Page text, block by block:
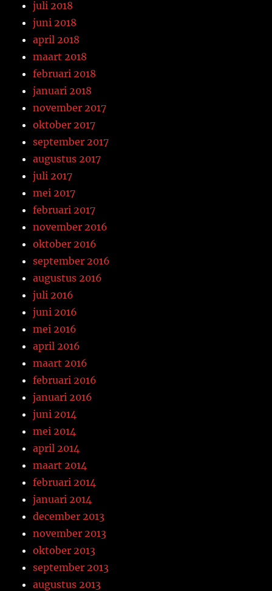
juli 2018
juni 2018
april 2018
maart 2018
februari 2018
januari 2018
november 2017
oktober 2017
september 2017
augustus 2017
juli 2017
mei 2017
februari 2017
november 2016
oktober 2016
september 2016
augustus 2016
juli 2016
juni 2016
mei 2016
april 2016
maart 2016
februari 2016
januari 2016
juni 2014
mei 2014
april 2014
maart 2014
februari 2014
januari 2014
december 2013
november 2013
oktober 2013
september 2013
augustus 2013